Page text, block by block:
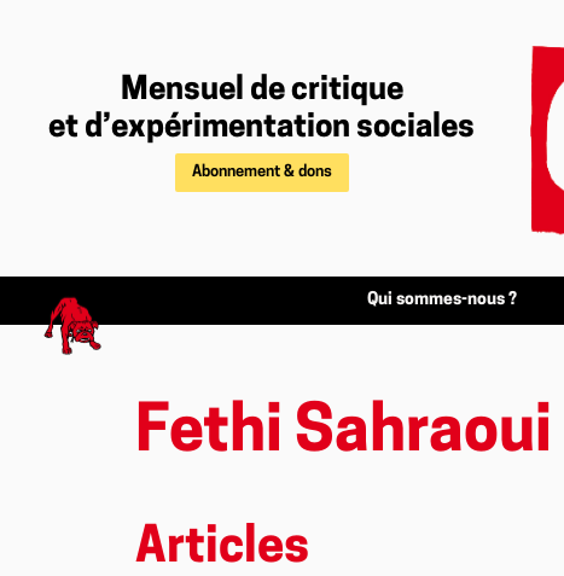
Mensuel de critique
et d’expérimentation sociales
Abonnement & dons
Qui sommes-nous ?
Fethi Sahraoui
Articles